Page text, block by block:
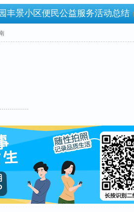
丰景小区便民公益服务活动总结